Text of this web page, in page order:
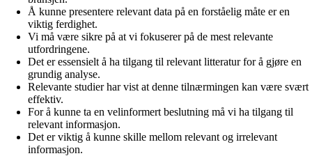
Å kunne presentere relevant data på en forståelig måte er en
viktig ferdighet.
Vi må være sikre på at vi fokuserer på de mest relevante
utfordringene.
Det er essensielt å ha tilgang til relevant litteratur for å gjøre en
grundig analyse.
Relevante studier har vist at denne tilnærmingen kan være svært
effektiv.
For å kunne ta en velinformert beslutning må vi ha tilgang til
relevant informasjon.
Det er viktig å kunne skille mellom relevant og irrelevant
informasjon.